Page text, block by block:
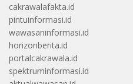
cakrawalafakta.id
pintuinformasi.id
wawasaninformasi.id
horizonberita.id
portalcakrawala.id
spektruminformasi.id